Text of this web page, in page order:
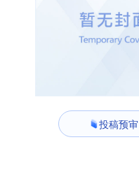
投稿预审